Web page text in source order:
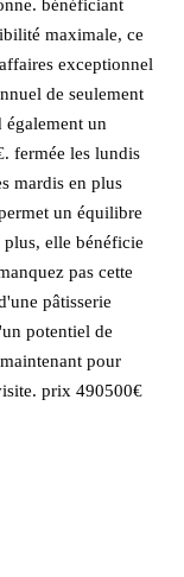
bénéficiant
maximale, ce
exceptionnel
de seulement
également un
fermée les lundis
mardis en plus
un équilibre
elle bénéficie
pas cette
pâtisserie
potentiel de
pour
prix 490500€